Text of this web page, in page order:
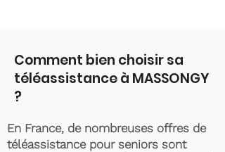
Comment bien choisir sa
téléassistance à MASSONGY
?
En France, de nombreuses offres de
téléassistance pour seniors sont